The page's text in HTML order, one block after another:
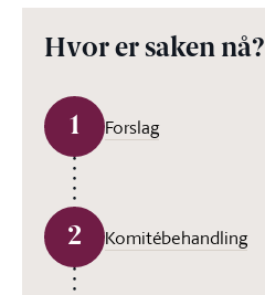
Hvor er saken nå?
1 Forslag
2 Komitébehandling